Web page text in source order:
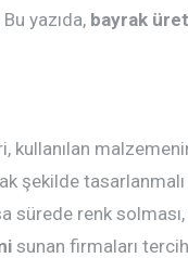
yazıda, bayrak
şekilde
sürede renk
sunan firmaları